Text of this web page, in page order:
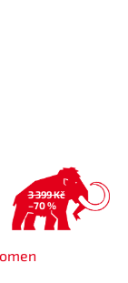
3 399 Kč
–70 %